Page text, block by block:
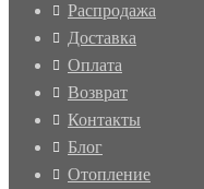
Распродажа
Доставка
Оплата
Возврат
Контакты
Блог
Отопление